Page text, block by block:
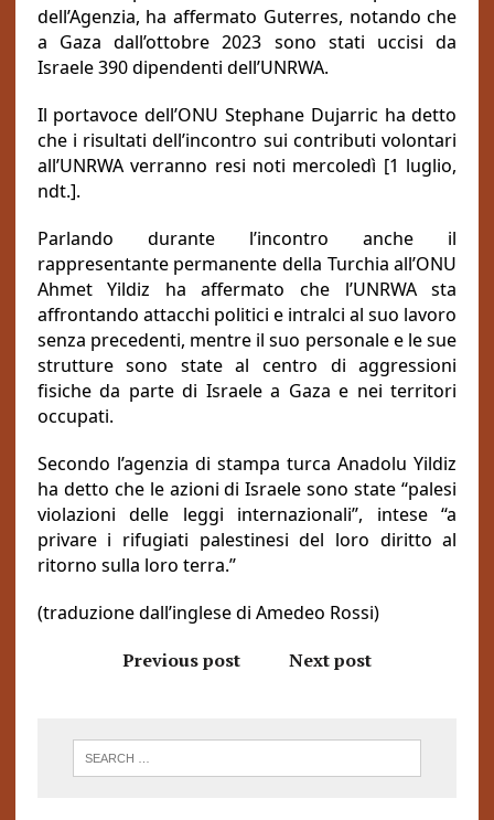
dell’Agenzia, ha affermato Guterres, notando che
a Gaza dall’ottobre 2023 sono stati uccisi da
Israele 390 dipendenti dell’UNRWA.
Il portavoce dell’ONU Stephane Dujarric ha detto
che i risultati dell’incontro sui contributi volontari
all’UNRWA verranno resi noti mercoledì [1 luglio,
ndt.].
Parlando durante l’incontro anche il
rappresentante permanente della Turchia all’ONU
Ahmet Yildiz ha affermato che l’UNRWA sta
affrontando attacchi politici e intralci al suo lavoro
senza precedenti, mentre il suo personale e le sue
strutture sono state al centro di aggressioni
fisiche da parte di Israele a Gaza e nei territori
occupati.
Secondo l’agenzia di stampa turca Anadolu Yildiz
ha detto che le azioni di Israele sono state “palesi
violazioni delle leggi internazionali”, intese “a
privare i rifugiati palestinesi del loro diritto al
ritorno sulla loro terra.”
(traduzione dall’inglese di Amedeo Rossi)
Previous post Next post